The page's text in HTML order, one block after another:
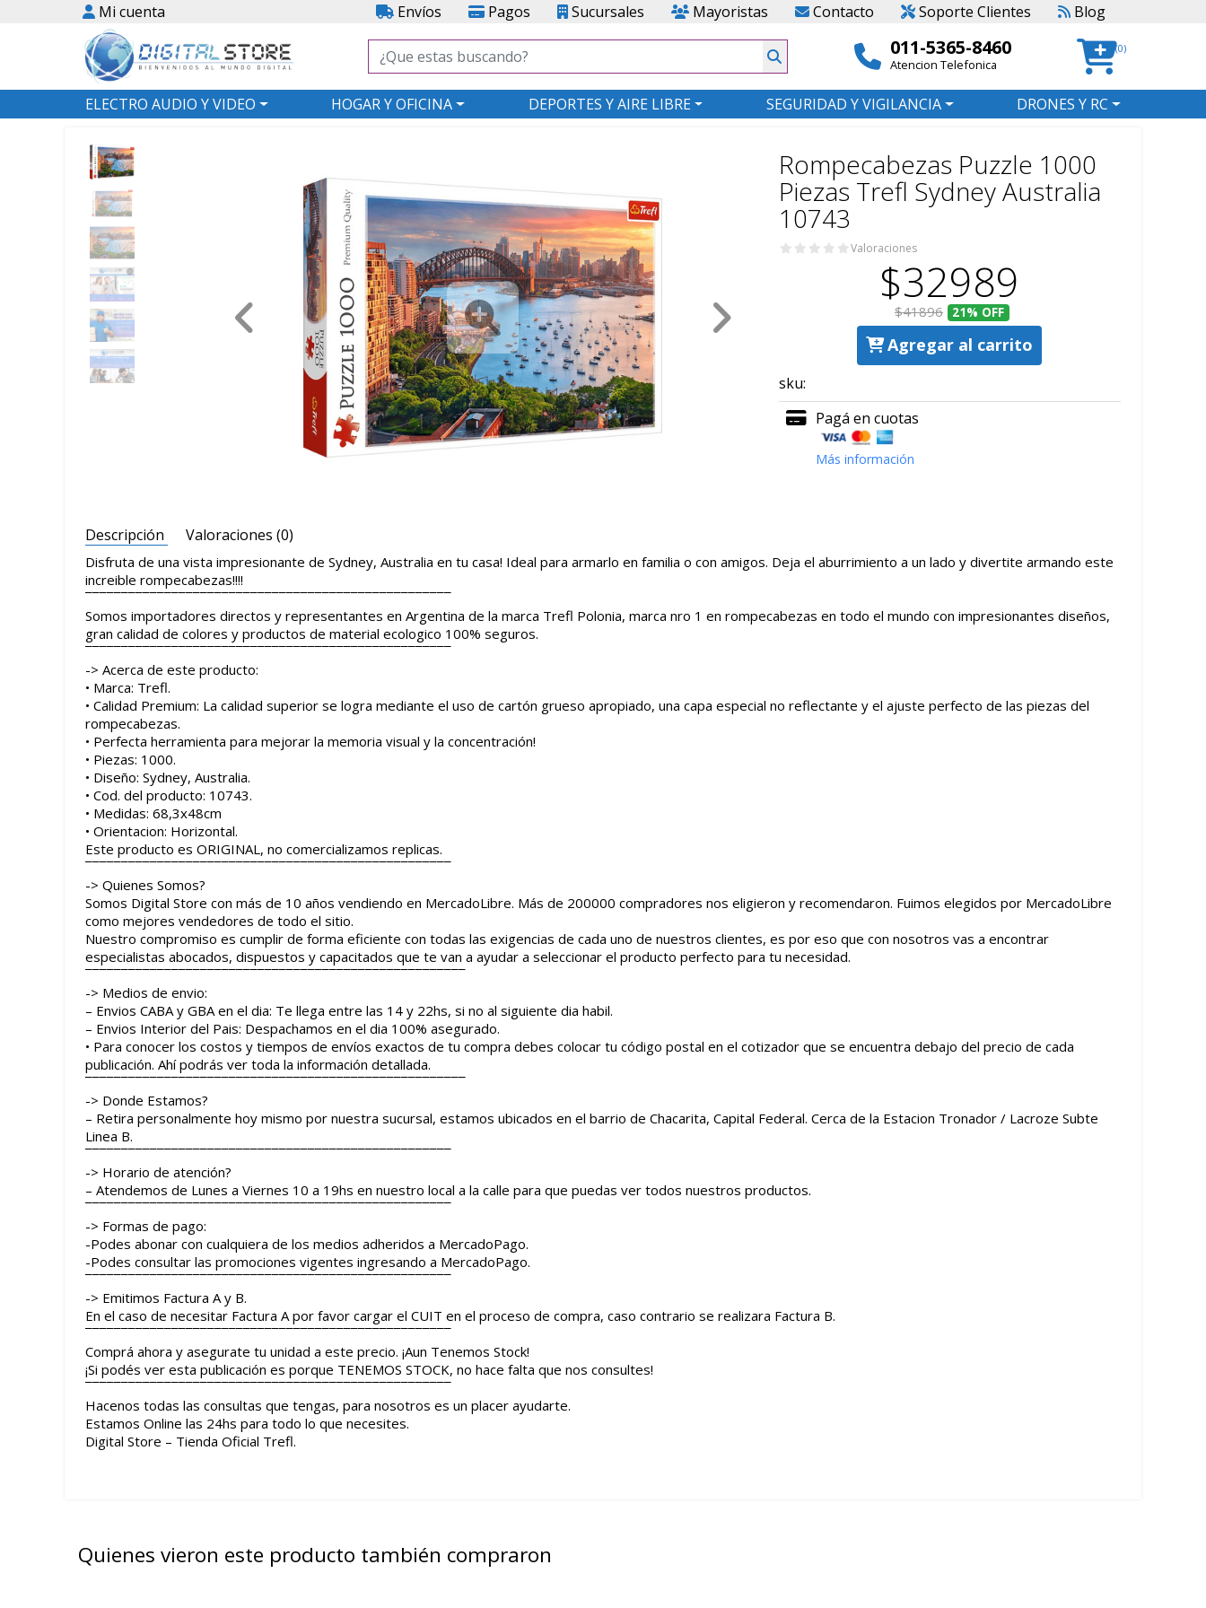
Mi cuenta Envíos Pagos Sucursales Mayoristas Contacto Soporte Clientes Blog
011-5365-8460
Atencion Telefonica
(0)
ELECTRO AUDIO Y VIDEO HOGAR Y OFICINA DEPORTES Y AIRE LIBRE SEGURIDAD Y VIGILANCIA DRONES Y RC
Rompecabezas Puzzle 1000
Piezas Trefl Sydney Australia
10743
Valoraciones
$32989
$41896 21% OFF
Agregar al carrito
sku:
Pagá en cuotas
Más información
Descripción Valoraciones (0)
Disfruta de una vista impresionante de Sydney, Australia en tu casa! Ideal para armarlo en familia o con amigos. Deja el aburrimiento a un lado y divertite armando este
increible rompecabezas!!!!
¯¯¯¯¯¯¯¯¯¯¯¯¯¯¯¯¯¯¯¯¯¯¯¯¯¯¯¯¯¯¯¯¯¯¯¯¯¯¯¯¯¯¯¯¯¯¯¯¯¯¯
Somos importadores directos y representantes en Argentina de la marca Trefl Polonia, marca nro 1 en rompecabezas en todo el mundo con impresionantes diseños,
gran calidad de colores y productos de material ecologico 100% seguros.
¯¯¯¯¯¯¯¯¯¯¯¯¯¯¯¯¯¯¯¯¯¯¯¯¯¯¯¯¯¯¯¯¯¯¯¯¯¯¯¯¯¯¯¯¯¯¯¯¯¯¯
-> Acerca de este producto:
• Marca: Trefl.
• Calidad Premium: La calidad superior se logra mediante el uso de cartón grueso apropiado, una capa especial no reflectante y el ajuste perfecto de las piezas del
rompecabezas.
• Perfecta herramienta para mejorar la memoria visual y la concentración!
• Piezas: 1000.
• Diseño: Sydney, Australia.
• Cod. del producto: 10743.
• Medidas: 68,3x48cm
• Orientacion: Horizontal.
Este producto es ORIGINAL, no comercializamos replicas.
¯¯¯¯¯¯¯¯¯¯¯¯¯¯¯¯¯¯¯¯¯¯¯¯¯¯¯¯¯¯¯¯¯¯¯¯¯¯¯¯¯¯¯¯¯¯¯¯¯¯¯
-> Quienes Somos?
Somos Digital Store con más de 10 años vendiendo en MercadoLibre. Más de 200000 compradores nos eligieron y recomendaron. Fuimos elegidos por MercadoLibre
como mejores vendedores de todo el sitio.
Nuestro compromiso es cumplir de forma eficiente con todas las exigencias de cada uno de nuestros clientes, es por eso que con nosotros vas a encontrar
especialistas abocados, dispuestos y capacitados que te van a ayudar a seleccionar el producto perfecto para tu necesidad.
¯¯¯¯¯¯¯¯¯¯¯¯¯¯¯¯¯¯¯¯¯¯¯¯¯¯¯¯¯¯¯¯¯¯¯¯¯¯¯¯¯¯¯¯¯¯¯¯¯¯¯¯¯
-> Medios de envio:
– Envios CABA y GBA en el dia: Te llega entre las 14 y 22hs, si no al siguiente dia habil.
– Envios Interior del Pais: Despachamos en el dia 100% asegurado.
• Para conocer los costos y tiempos de envíos exactos de tu compra debes colocar tu código postal en el cotizador que se encuentra debajo del precio de cada
publicación. Ahí podrás ver toda la información detallada.
¯¯¯¯¯¯¯¯¯¯¯¯¯¯¯¯¯¯¯¯¯¯¯¯¯¯¯¯¯¯¯¯¯¯¯¯¯¯¯¯¯¯¯¯¯¯¯¯¯¯¯¯¯
-> Donde Estamos?
– Retira personalmente hoy mismo por nuestra sucursal, estamos ubicados en el barrio de Chacarita, Capital Federal. Cerca de la Estacion Tronador / Lacroze Subte
Linea B.
¯¯¯¯¯¯¯¯¯¯¯¯¯¯¯¯¯¯¯¯¯¯¯¯¯¯¯¯¯¯¯¯¯¯¯¯¯¯¯¯¯¯¯¯¯¯¯¯¯¯¯
-> Horario de atención?
– Atendemos de Lunes a Viernes 10 a 19hs en nuestro local a la calle para que puedas ver todos nuestros productos.
¯¯¯¯¯¯¯¯¯¯¯¯¯¯¯¯¯¯¯¯¯¯¯¯¯¯¯¯¯¯¯¯¯¯¯¯¯¯¯¯¯¯¯¯¯¯¯¯¯¯¯
-> Formas de pago:
-Podes abonar con cualquiera de los medios adheridos a MercadoPago.
-Podes consultar las promociones vigentes ingresando a MercadoPago.
¯¯¯¯¯¯¯¯¯¯¯¯¯¯¯¯¯¯¯¯¯¯¯¯¯¯¯¯¯¯¯¯¯¯¯¯¯¯¯¯¯¯¯¯¯¯¯¯¯¯¯
-> Emitimos Factura A y B.
En el caso de necesitar Factura A por favor cargar el CUIT en el proceso de compra, caso contrario se realizara Factura B.
¯¯¯¯¯¯¯¯¯¯¯¯¯¯¯¯¯¯¯¯¯¯¯¯¯¯¯¯¯¯¯¯¯¯¯¯¯¯¯¯¯¯¯¯¯¯¯¯¯¯¯
Comprá ahora y asegurate tu unidad a este precio. ¡Aun Tenemos Stock!
¡Si podés ver esta publicación es porque TENEMOS STOCK, no hace falta que nos consultes!
¯¯¯¯¯¯¯¯¯¯¯¯¯¯¯¯¯¯¯¯¯¯¯¯¯¯¯¯¯¯¯¯¯¯¯¯¯¯¯¯¯¯¯¯¯¯¯¯¯¯¯
Hacenos todas las consultas que tengas, para nosotros es un placer ayudarte.
Estamos Online las 24hs para todo lo que necesites.
Digital Store – Tienda Oficial Trefl.
Quienes vieron este producto también compraron